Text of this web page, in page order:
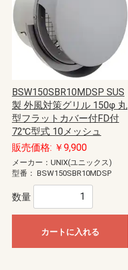
BSW150SBR10MDSP SUS
製 外風対策グリル 150φ 丸
型フラットカバー付FD付
72℃型式 10メッシュ
販売価格: ￥9,900
メーカー：UNIX(ユニックス)
型番： BSW150SBR10MDSP
数量
カートに入れる